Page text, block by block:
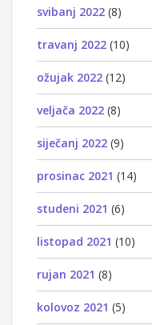
svibanj 2022 (8)
travanj 2022 (10)
ožujak 2022 (12)
veljača 2022 (8)
siječanj 2022 (9)
prosinac 2021 (14)
studeni 2021 (6)
listopad 2021 (10)
rujan 2021 (8)
kolovoz 2021 (5)